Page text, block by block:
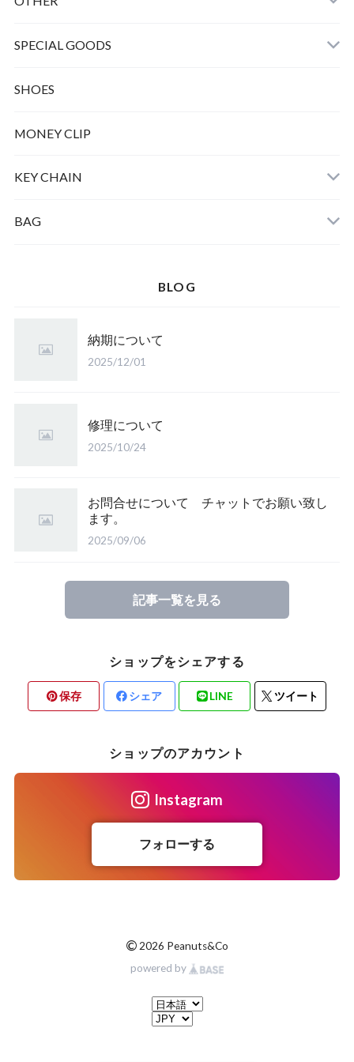
SPECIAL GOODS
SHOES
MONEY CLIP
KEY CHAIN
BAG
BLOG
納期について
2025/12/01
修理について
2025/10/24
お問合せについて チャットでお願い致し
ます。
2025/09/06
記事一覧を見る
ショップをシェアする
保存 シェア LINE ツイート
ショップのアカウント
Instagram
フォローする
© 2026 Peanuts&Co
powered by